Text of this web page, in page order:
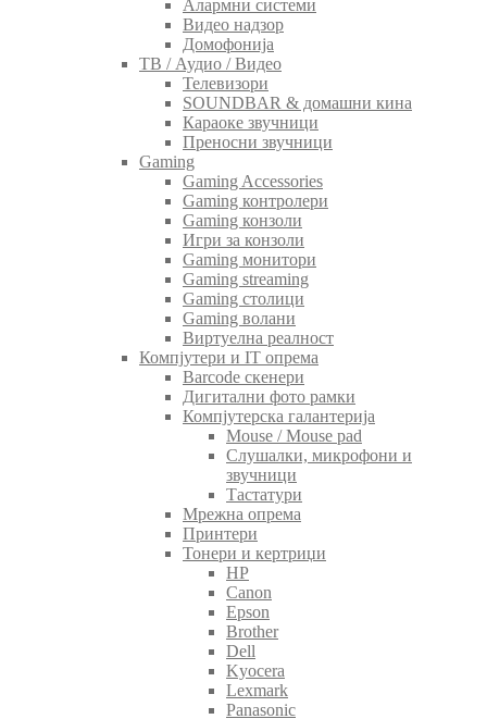
Алармни системи
Видео надзор
Домофонија
ТВ / Аудио / Видео
Телевизори
SOUNDBAR & домашни кина
Караоке звучници
Преносни звучници
Gaming
Gaming Accessories
Gaming контролери
Gaming конзоли
Игри за конзоли
Gaming монитори
Gaming streaming
Gaming столици
Gaming волани
Виртуелна реалност
Компјутери и IT опрема
Barcode скенери
Дигитални фото рамки
Компјутерска галантерија
Mouse / Mouse pad
Слушалки, микрофони и
звучници
Тастатури
Мрежна опрема
Принтери
Тонери и кертриџи
HP
Canon
Epson
Brother
Dell
Kyocera
Lexmark
Panasonic